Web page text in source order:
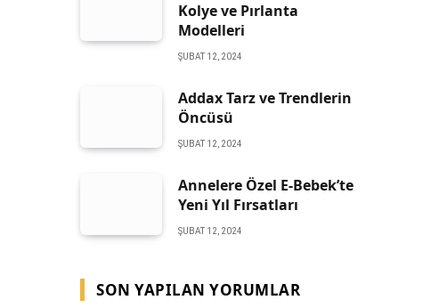
Kolye ve Pırlanta
Modelleri
ŞUBAT 12, 2024
Addax Tarz ve Trendlerin
Öncüsü
ŞUBAT 12, 2024
Annelere Özel E-Bebek’te
Yeni Yıl Fırsatları
ŞUBAT 12, 2024
SON YAPILAN YORUMLAR